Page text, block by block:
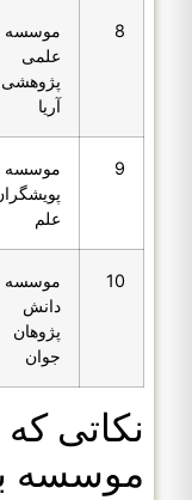
8
موسسه
علمی
پژوهشی
آریا
9
موسسه
علم
10
موسسه
دانش
پژوهان
جوان
نکاتی
موسسه